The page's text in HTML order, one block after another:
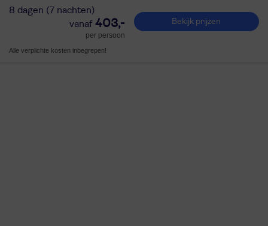
8 dagen (7 nachten)
403,-
per persoon
Bekijk prijzen
Alle verplichte kosten inbegrepen!